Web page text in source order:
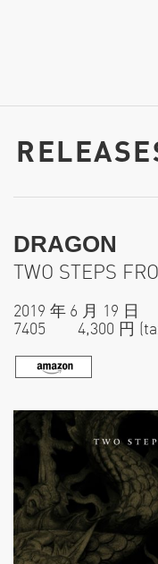
DRAGON
TWO STEPS
2019年6月19日
7405 4,300 円